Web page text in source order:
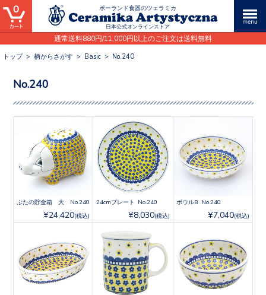
ポーランド食器のツェラミカ
日本公式オンラインストア
通常送料880円/11,000円以上のご注文は送料無料
0
トップ> 柄からさがす > Basic > No.240
No.240
ぶたの貯金箱 大 No.240
¥24,420(税込)
24cmプレート No.240
¥8,030(税込)
ボウルB No.240
¥7,040(税込)